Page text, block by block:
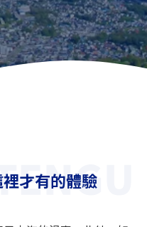
施
點
時間
才有的體驗